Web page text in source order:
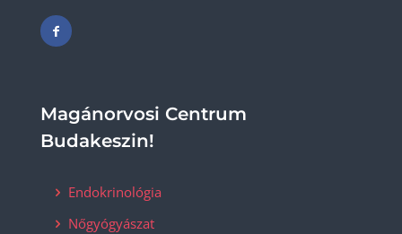
Magánorvosi Centrum
Budakeszin!
Endokrinológia
Nőgyógyászat